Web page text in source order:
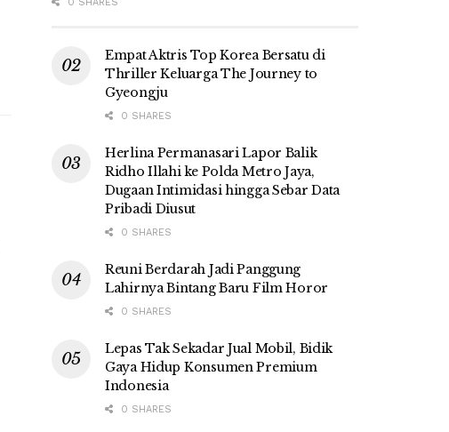
Empat Aktris Top Korea Bersatu di
Thriller Keluarga The Journey to
Gyeongju
0 SHARES
Herlina Permanasari Lapor Balik
Ridho Illahi ke Polda Metro Jaya,
Dugaan Intimidasi hingga Sebar Data
Pribadi Diusut
0 SHARES
Reuni Berdarah Jadi Panggung
Lahirnya Bintang Baru Film Horor
0 SHARES
Lepas Tak Sekadar Jual Mobil, Bidik
Gaya Hidup Konsumen Premium
Indonesia
0 SHARES